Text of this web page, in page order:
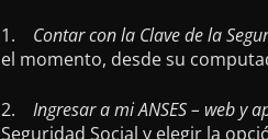
1. Contar con la Clave de la
el momento, desde su
2. Ingresar a mi ANSES – web y
Seguridad Social y elegir la